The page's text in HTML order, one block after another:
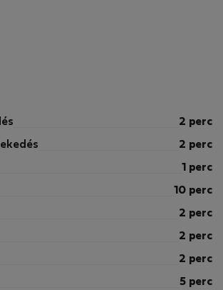
2 perc
2 perc
1 perc
10 perc
2 perc
2 perc
2 perc
5 perc